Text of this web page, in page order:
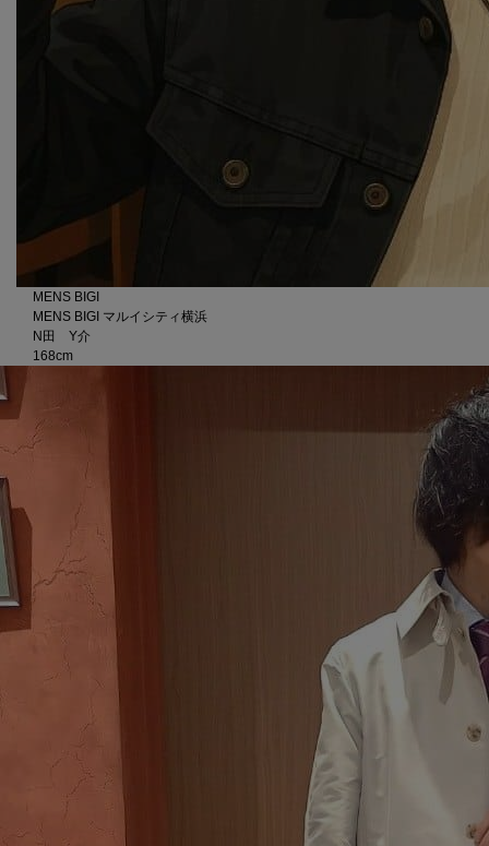
MENS BIGI
MENS BIGI マルイシティ横浜
N田 Y介
168cm